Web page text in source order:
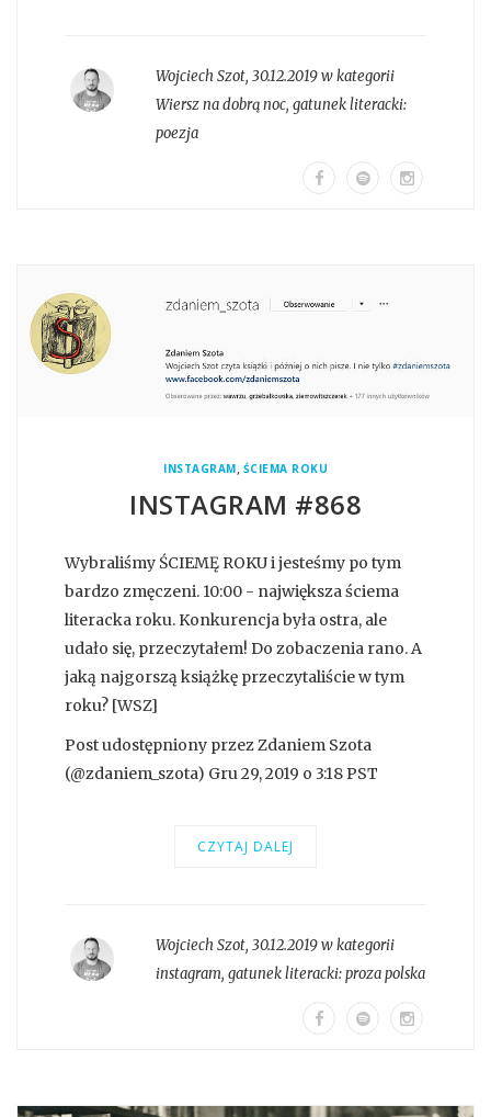
Wojciech Szot, 30.12.2019 w kategorii
Wiersz na dobrą noc, gatunek literacki:
poezja
INSTAGRAM, ŚCIEMA ROKU
INSTAGRAM #868
Wybraliśmy ŚCIEMĘ ROKU i jesteśmy po tym
bardzo zmęczeni. 10:00 - największa ściema
literacka roku. Konkurencja była ostra, ale
udało się, przeczytałem! Do zobaczenia rano. A
jaką najgorszą książkę przeczytaliście w tym
roku? [WSZ]
Post udostępniony przez Zdaniem Szota
(@zdaniem_szota) Gru 29, 2019 o 3:18 PST
CZYTAJ DALEJ
Wojciech Szot, 30.12.2019 w kategorii
instagram, gatunek literacki:proza polska